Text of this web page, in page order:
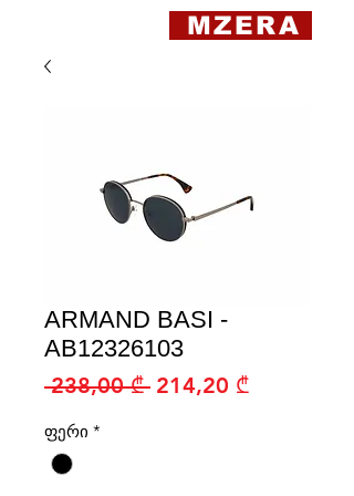
MZERA
ARMAND BASI -
AB12326103
238,00 ₾ Regular
214,20 ₾Sale
ფერი *